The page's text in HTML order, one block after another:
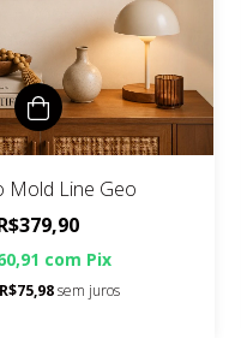
Mold Line Geo
com Pix
R$75,98sem juros